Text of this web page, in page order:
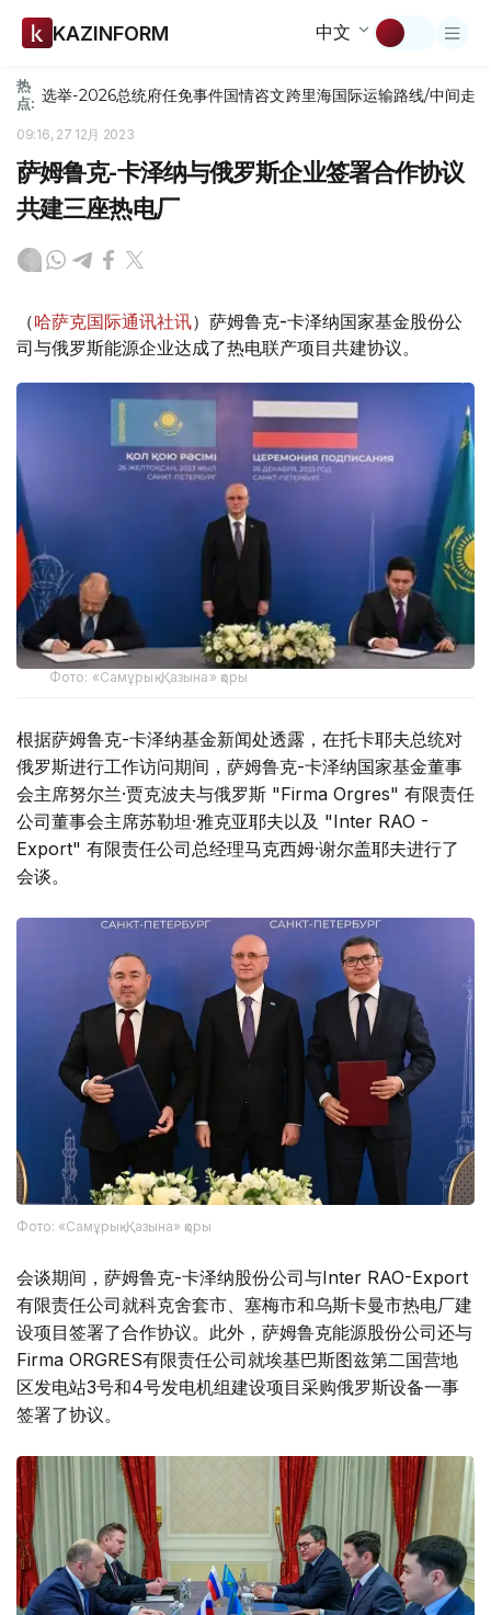
KAZINFORM 中文
热
点: 选举-2026总统府任免事件国情咨文跨里海国际运输路线/中间走廊
09:16, 27 12月 2023
萨姆鲁克-卡泽纳与俄罗斯企业签署合作协议
共建三座热电厂
（哈萨克国际通讯社讯）萨姆鲁克-卡泽纳国家基金股份公
司与俄罗斯能源企业达成了热电联产项目共建协议。
Фото: «Самұрық-Қазына» қоры
根据萨姆鲁克-卡泽纳基金新闻处透露，在托卡耶夫总统对
俄罗斯进行工作访问期间，萨姆鲁克-卡泽纳国家基金董事
会主席努尔兰·贾克波夫与俄罗斯 "Firma Orgres" 有限责任
公司董事会主席苏勒坦·雅克亚耶夫以及 "Inter RAO -
Export" 有限责任公司总经理马克西姆·谢尔盖耶夫进行了
会谈。
Фото: «Самұрық-Қазына» қоры
会谈期间，萨姆鲁克-卡泽纳股份公司与Inter RAO-Export
有限责任公司就科克舍套市、塞梅市和乌斯卡曼市热电厂建
设项目签署了合作协议。此外，萨姆鲁克能源股份公司还与
Firma ORGRES有限责任公司就埃基巴斯图兹第二国营地
区发电站3号和4号发电机组建设项目采购俄罗斯设备一事
签署了协议。